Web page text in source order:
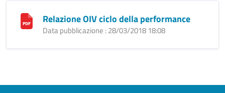
Relazione OIV ciclo della performance
Data pubblicazione : 28/03/2018 18:08